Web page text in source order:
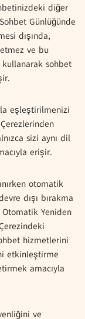
diğer
Günlüğünde
dışında,
ve bu
sohbet
eşleştirilmenizi
sizi aynı dil
erişir.
otomatik
dışı bırakma
Yeniden
hizmetlerini
etkinleştirme
amacıyla
ve